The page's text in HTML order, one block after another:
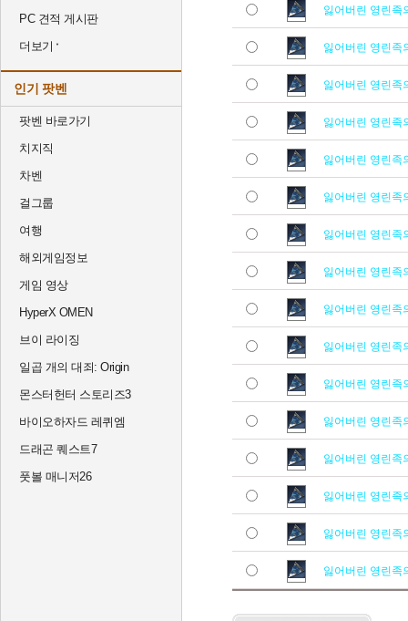
PC 견적 게시판
더보기
인기 팟벤
팟벤 바로가기
치지직
차벤
걸그룹
여행
해외게임정보
게임 영상
HyperX OMEN
브이 라이징
일곱 개의 대죄: Origin
몬스터헌터 스토리즈3
바이오하자드 레퀴엠
드래곤 퀘스트7
풋볼 매니저26
잃어버린 영린족
잃어버린 영린족
잃어버린 영린족
잃어버린 영린족
잃어버린 영린족
잃어버린 영린족
잃어버린 영린족
잃어버린 영린족
잃어버린 영린족
잃어버린 영린족
잃어버린 영린족
잃어버린 영린족
잃어버린 영린족
잃어버린 영린족
잃어버린 영린족
잃어버린 영린족